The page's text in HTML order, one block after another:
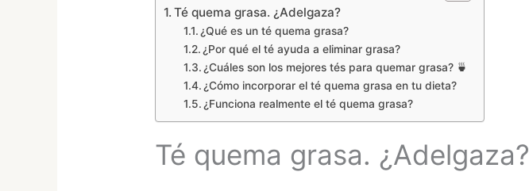
Té quema grasa. ¿Adelgaza?
¿Qué es un té quema grasa?
¿Por qué el té ayuda a eliminar grasa?
¿Cuáles son los mejores tés para quemar grasa? 🍵
¿Cómo incorporar el té quema grasa en tu dieta?
¿Funciona realmente el té quema grasa?
Té quema grasa. ¿Adelgaza?